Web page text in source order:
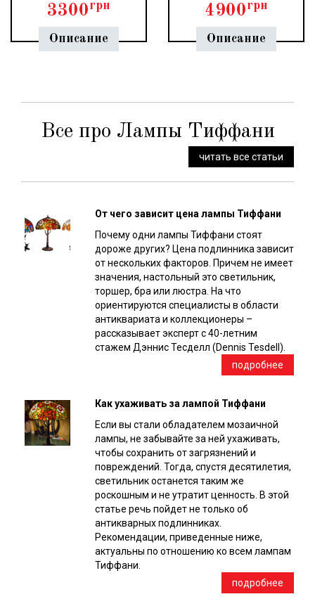
3300грн
Описание
4900грн
Описание
Все про Лампы Тиффани
читать все статьи
От чего зависит цена лампы Тиффани
Почему одни лампы Тиффани стоят
дороже других? Цена подлинника зависит
от нескольких факторов. Причем не имеет
значения, настольный это светильник,
торшер, бра или люстра. На что
ориентируются специалисты в области
антиквариата и коллекционеры –
рассказывает эксперт с 40-летним
стажем Дэннис Тесделл (Dennis Tesdell).
подробнее
Как ухаживать за лампой Тиффани
Если вы стали обладателем мозаичной
лампы, не забывайте за ней ухаживать,
чтобы сохранить от загрязнений и
повреждений. Тогда, спустя десятилетия,
светильник останется таким же
роскошным и не утратит ценность. В этой
статье речь пойдет не только об
антикварных подлинниках.
Рекомендации, приведенные ниже,
актуальны по отношению ко всем лампам
Тиффани.
подробнее